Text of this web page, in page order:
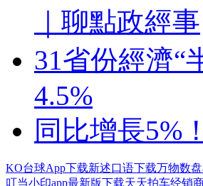
｜聊點政經事
31省份經濟“
4.5%
同比增長5%
KO台球App下载新述口语下载万物数
叮当小印app最新版下载天天拍车经销